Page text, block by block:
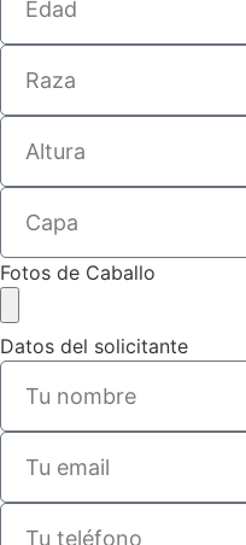
Fotos de Caballo
Datos del solicitante